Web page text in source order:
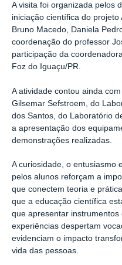
A visita foi organizada pelos
iniciação científica do
Bruno Macedo, Daniela
coordenação do professor
participação da
Foz do Iguaçu/PR.
A atividade contou ainda
Gilsemar Sefstroem, do
dos Santos, do Laboratório
a apresentação dos
demonstrações realizadas.
A curiosidade, o entusiasmo
pelos alunos reforçam a
que conectem teoria e
que a educação científica
que apresentar
experiências despertam
evidenciam o impacto
vida das pessoas.